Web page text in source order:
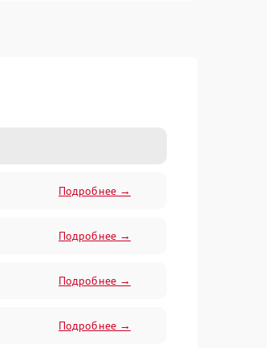
Подробнее →
Подробнее →
Подробнее →
Подробнее →